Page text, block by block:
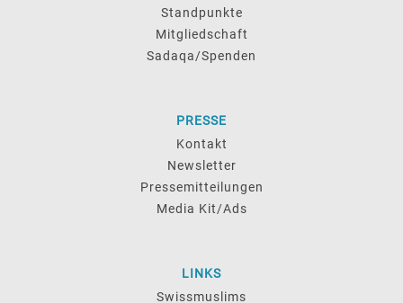
Standpunkte
Mitgliedschaft
Sadaqa/Spenden
PRESSE
Kontakt
Newsletter
Pressemitteilungen
Media Kit/Ads
LINKS
Swissmuslims